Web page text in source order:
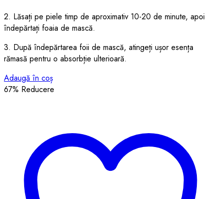
2. Lăsați pe piele timp de aproximativ 10-20 de minute, apoi
îndepărtați foaia de mască.
3. După îndepărtarea foii de mască, atingeți ușor esența
rămasă pentru o absorbție ulterioară.
Adaugă în coș
67% Reducere